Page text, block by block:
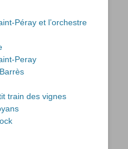
Péray et l’orchestre
Peray
train des vignes